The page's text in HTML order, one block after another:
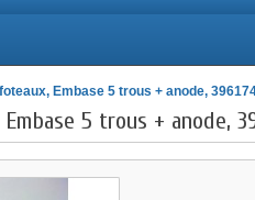
Embase 5 trous + anode,
5 trous + anode,